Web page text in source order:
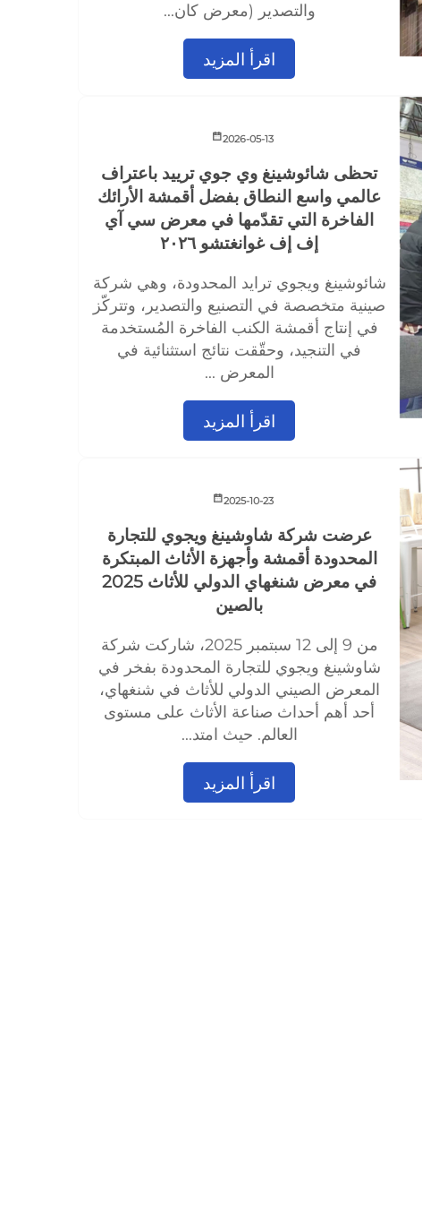
والتصدير (معرض كان...
اقرأ المزيد
2026-05-13
تحظى شائوشينغ وي جوي ترييد باعتراف
عالمي واسع النطاق بفضل أقمشة الأرائك
الفاخرة التي تقدّمها في معرض سي آي
إف إف غوانغتشو ٢٠٢٦
شائوشينغ ويجوي ترايد المحدودة، وهي شركة
صينية متخصصة في التصنيع والتصدير، وتتركّز
في إنتاج أقمشة الكنب الفاخرة المُستخدمة
في التنجيد، وحقّقت نتائج استثنائية في
المعرض ...
اقرأ المزيد
2025-10-23
عرضت شركة شاوشينغ ويجوي للتجارة
المحدودة أقمشة وأجهزة الأثاث المبتكرة
في معرض شنغهاي الدولي للأثاث 2025
بالصين
من 9 إلى 12 سبتمبر 2025، شاركت شركة
شاوشينغ ويجوي للتجارة المحدودة بفخر في
المعرض الصيني الدولي للأثاث في شنغهاي،
أحد أهم أحداث صناعة الأثاث على مستوى
العالم. حيث امتد...
اقرأ المزيد